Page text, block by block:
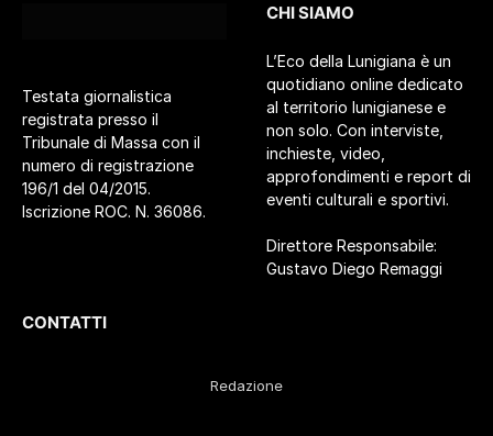
Testata giornalistica
registrata presso il
Tribunale di Massa con il
numero di registrazione
196/1 del 04/2015.
Iscrizione ROC. N. 36086.
CHI SIAMO
L’Eco della Lunigiana è un
quotidiano online dedicato
al territorio lunigianese e
non solo. Con interviste,
inchieste, video,
approfondimenti e report di
eventi culturali e sportivi.
Direttore Responsabile:
Gustavo Diego Remaggi
CONTATTI
Redazione